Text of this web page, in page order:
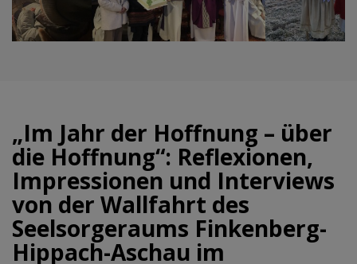
„Im Jahr der Hoffnung – über
die Hoffnung“: Reflexionen,
Impressionen und Interviews
von der Wallfahrt des
Seelsorgeraums Finkenberg-
Hippach-Aschau im